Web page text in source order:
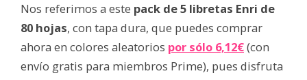
Nos referimos a este pack de 5 libretas Enri de
80 hojas, con tapa dura, que puedes comprar
ahora en colores aleatorios por sólo 6,12€(con
envío gratis para miembros Prime), pues disfruta